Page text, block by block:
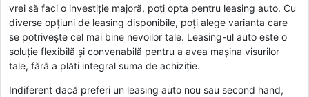
vrei să faci o investiție majoră, poți opta pentru leasing auto. Cu
diverse opțiuni de leasing disponibile, poți alege varianta care
se potrivește cel mai bine nevoilor tale. Leasing-ul auto este o
soluție flexibilă și convenabilă pentru a avea mașina visurilor
tale, fără a plăti integral suma de achiziție.
Indiferent dacă preferi un leasing auto nou sau second hand,